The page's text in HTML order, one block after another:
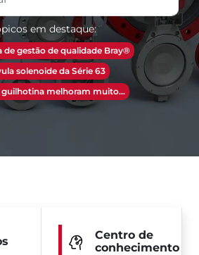
em destaque:
de gestão de qualidade Bray®
solenoide da Série 63
guilhotina melhoram muito…
Centro de
conhecimento